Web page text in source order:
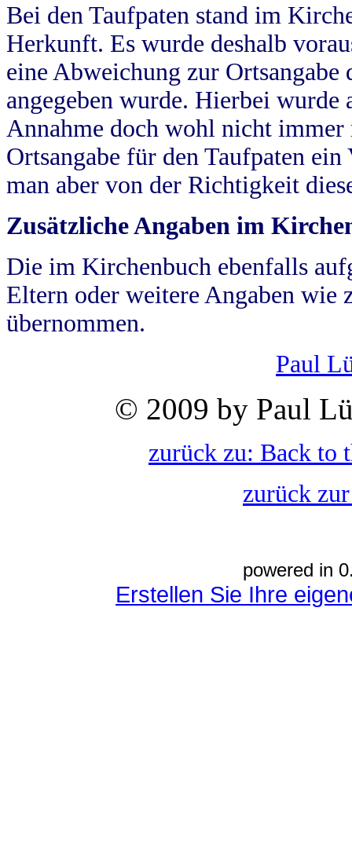
Bei den Taufpaten stand im
Herkunft. Es wurde deshalb
eine Abweichung zur
angegeben wurde. Hierbei wurde
Annahme doch wohl nicht
Ortsangabe für den Taufpaten
man aber von der Richtigkeit
Zusätzliche Angaben im
Die im Kirchenbuch ebenfalls
Eltern oder weitere Angaben wie
übernommen.
Paul
© 2009 by Paul
zurück zu: Back to
zurück
powered in
Erstellen Sie Ihre